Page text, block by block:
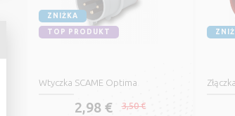
ZNIŻKA
TOP PRODUKT
Wtyczka SCAME Optima
2,98 € 3,50 €